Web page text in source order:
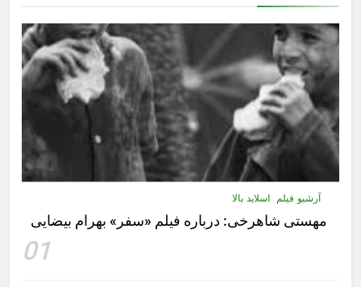
آرشیو فیلم اسلاید بالا
مهستى شاهرخى:‌ درباره فيلم «سفر» بهرام بیضایی
01